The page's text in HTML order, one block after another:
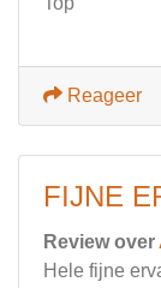
Reageer
FIJNE
Review over
Hele fijne